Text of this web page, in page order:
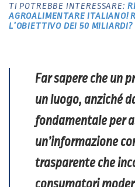
TIPOTREBBE INTERESSARE:
AGROALIMENTARE ITALIANO!
L’OBIETTIVO DEI 50 MILIARDI?
Far sapere che un
un luogo, anziché
fondamentale per
un’informazione
trasparente che
consumatori